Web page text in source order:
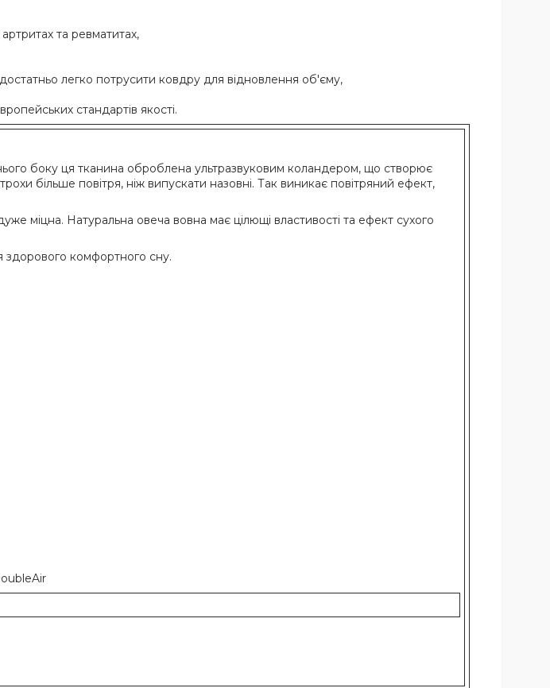
та ревматитах,
легко потрусити ковдру для відновлення об'єму,
стандартів якості.
боку ця тканина оброблена ультразвуковим коландером, що створює
більше повітря, ніж випускати назовні. Так виникає повітряний ефект,
міцна. Натуральна овеча вовна має цілющі властивості та ефект сухого
здорового комфортного сну.